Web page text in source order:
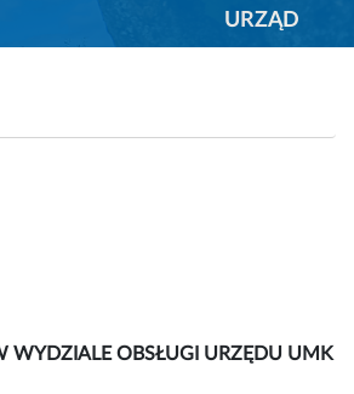
URZĄD
WYDZIALE OBSŁUGI URZĘDU UMK